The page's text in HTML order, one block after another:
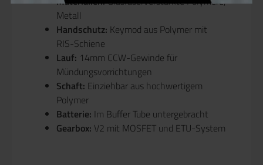
Metall
Handschutz: Keymod aus Polymer mit
RIS-Schiene
Lauf: 14mm CCW-Gewinde für
Mündungsvorrichtungen
Schaft: Einziehbar aus hochwertigem
Polymer
Batterie: Im Buffer Tube untergebracht
Gearbox: V2 mit MOSFET und ETU-System